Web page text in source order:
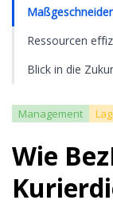
Ressourcen
Blick in die
Management
Wie